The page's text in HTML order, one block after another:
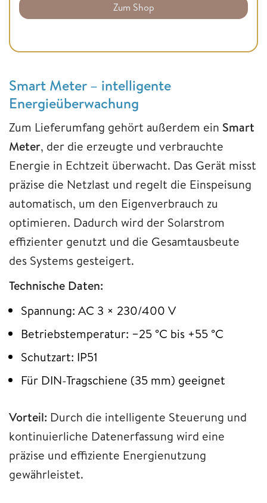
Zum Shop
Smart Meter – intelligente
Energieüberwachung
Zum Lieferumfang gehört außerdem ein Smart
Meter, der die erzeugte und verbrauchte
Energie in Echtzeit überwacht. Das Gerät misst
präzise die Netzlast und regelt die Einspeisung
automatisch, um den Eigenverbrauch zu
optimieren. Dadurch wird der Solarstrom
effizienter genutzt und die Gesamtausbeute
des Systems gesteigert.
Technische Daten:
Spannung: AC 3 × 230/400 V
Betriebstemperatur: −25 °C bis +55 °C
Schutzart: IP51
Für DIN-Tragschiene (35 mm) geeignet
Vorteil: Durch die intelligente Steuerung und
kontinuierliche Datenerfassung wird eine
präzise und effiziente Energienutzung
gewährleistet.